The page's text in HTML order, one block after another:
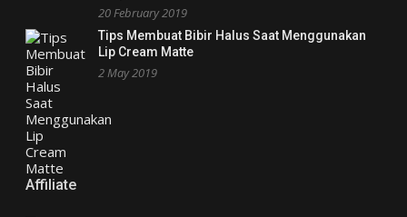
20 February 2019
Tips Membuat Bibir Halus Saat Menggunakan
Lip Cream Matte
2 May 2019
Affiliate